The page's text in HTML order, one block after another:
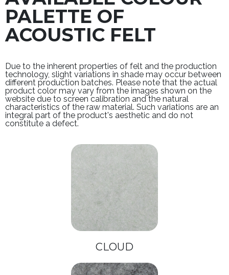
PALETTE OF
ACOUSTIC FELT
Due to the inherent properties of felt and the production
technology, slight variations in shade may occur between
different production batches. Please note that the actual
product color may vary from the images shown on the
website due to screen calibration and the natural
characteristics of the raw material. Such variations are an
integral part of the product's aesthetic and do not
constitute a defect.
CLOUD